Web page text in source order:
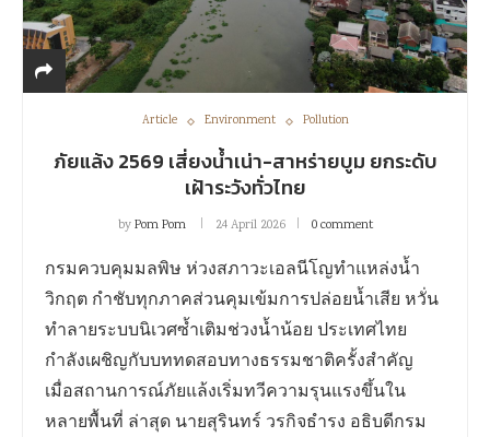
Article Environment Pollution
ภัยแล้ง 2569 เสี่ยงน้ำเน่า-สาหร่ายบูม ยกระดับ
เฝ้าระวังทั่วไทย
byPom Pom 24 April 2026 0 comment
กรมควบคุมมลพิษ ห่วงสภาวะเอลนีโญทำแหล่งน้ำ
วิกฤต กำชับทุกภาคส่วนคุมเข้มการปล่อยน้ำเสีย หวั่น
ทำลายระบบนิเวศซ้ำเติมช่วงน้ำน้อย ประเทศไทย
กำลังเผชิญกับบททดสอบทางธรรมชาติครั้งสำคัญ
เมื่อสถานการณ์ภัยแล้งเริ่มทวีความรุนแรงขึ้นใน
หลายพื้นที่ ล่าสุด นายสุรินทร์ วรกิจธำรง อธิบดีกรม